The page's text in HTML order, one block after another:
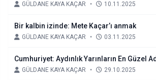
GÜLDANE KAYA KAÇAR • 10.11.2025
Bir kalbin izinde: Mete Kaçar’ı anmak
GÜLDANE KAYA KAÇAR • 03.11.2025
Cumhuriyet: Aydınlık Yarınların En Güzel
GÜLDANE KAYA KAÇAR • 29.10.2025